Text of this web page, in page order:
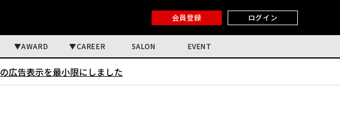
会員登録 ログイン
AWARD CAREER SALON EVENT
広告表示を最小限にしました